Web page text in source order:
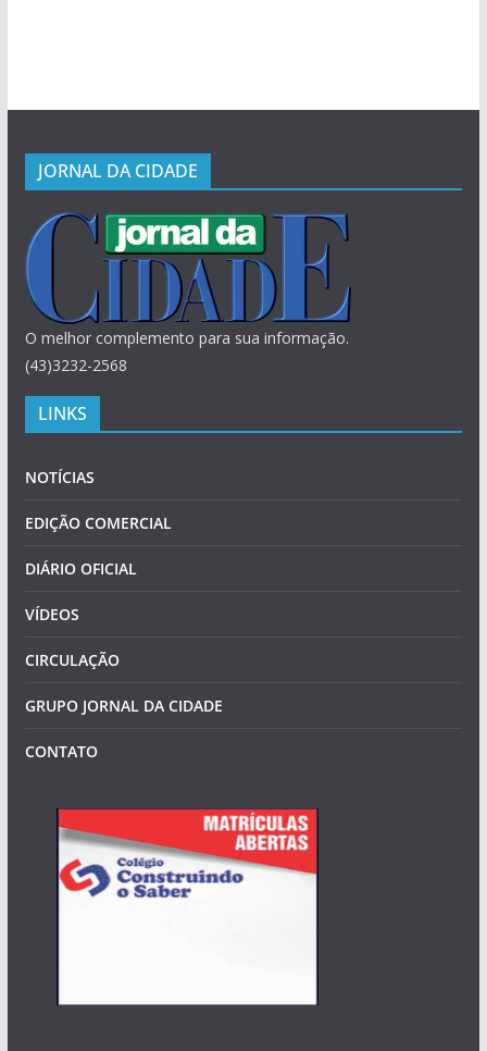
JORNAL DA CIDADE
O melhor complemento para sua informação.
(43)3232-2568
LINKS
NOTÍCIAS
EDIÇÃO COMERCIAL
DIÁRIO OFICIAL
VÍDEOS
CIRCULAÇÃO
GRUPO JORNAL DA CIDADE
CONTATO